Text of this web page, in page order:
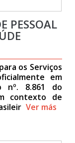
PESSOAL
os Serviços
em
nº. 8.861 do
contexto de
Ver más